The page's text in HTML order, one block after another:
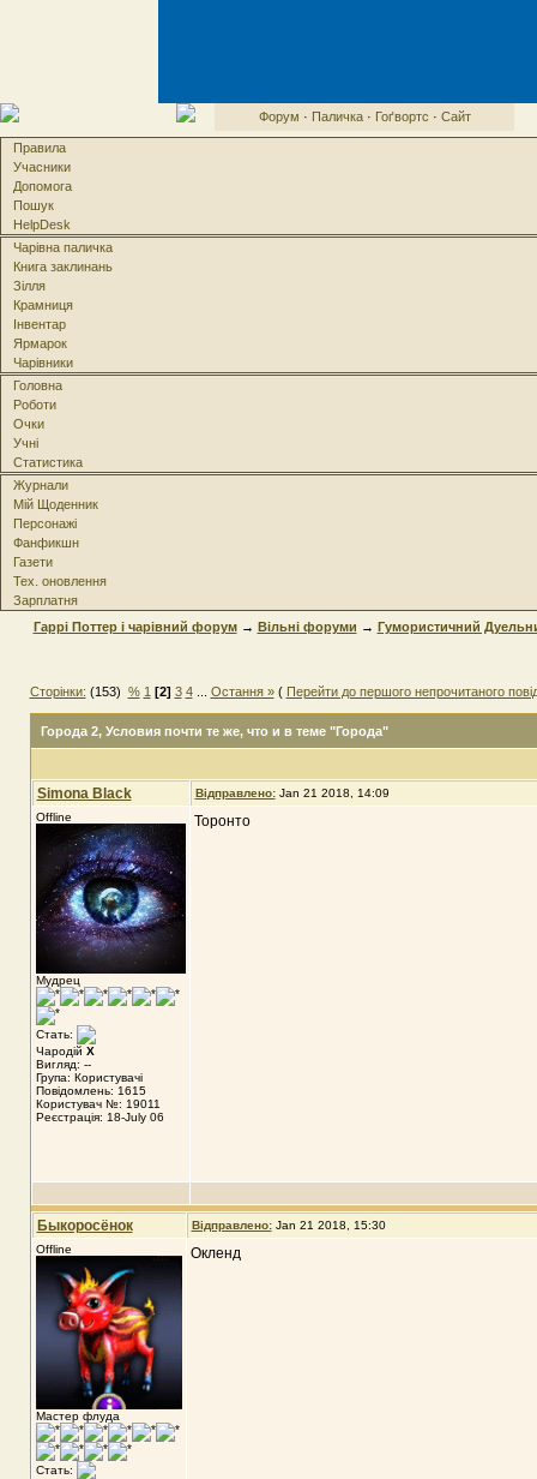
Форум · Паличка· Гоґвортс · Сайт
Правила
Учасники
Допомога
Пошук
HelpDesk
Чарівна паличка
Книга заклинань
Зілля
Крамниця
Інвентар
Ярмарок
Чарівники
Головна
Роботи
Очки
Учні
Статистика
Журнали
Мій Щоденник
Персонажі
Фанфикшн
Газети
Тех. оновлення
Зарплатня
Гаррі Поттер і чарівний форум→ Вільні форуми → Гумористичний
Сторінки: (153) % 1 [2] 3 4... Остання »( Перейти до першого непрочитаного
Города 2, Условия почти те же, что и в теме "Города"
Simona Black Відправлено: Jan 21 2018, 14:09
Offline
Мудрец
Стать:
Чародій X
Вигляд: --
Група: Користувачі
Повідомлень: 1615
Користувач №: 19011
Реєстрація: 18-July 06
Торонто
Быкоросёнок Відправлено: Jan 21 2018, 15:30
Offline
Мастер флуда
Стать:
Окленд